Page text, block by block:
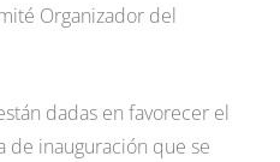
Organizador del
dadas en favorecer el
de inauguración que se